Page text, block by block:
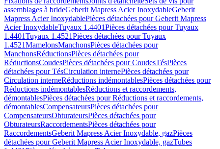
assemblages à brideGeberit Mapress Acier InoxydableGeberit
Mapress Acier InoxydablePièces détachées pour Geberit Mapress
Acier InoxydableTuyaux 1.4401Pièces détachées pour Tuyaux
1.4401Tuyaux 1.4521Pièces détachées pour Tuyaux
1.4521MamelonsManchonsPièces détachées pour
ManchonsRéductionsPièces détachées pour
RéductionsCoudesPièces détachées pour CoudesTésPièces
détachées pour TésCirculation internePièces détachées pour
Circulation interneRéductions indémontablesPièces détachées pour
Réductions indémontablesRéductions et raccordements,
démontablesPièces détachées pour Réductions et raccordements,
démontablesCompensateursPièces détachées pour
CompensateursObturateursPièces détachées pour
ObturateursRaccordementsPièces détachées pour
RaccordementsGeberit Mapress Acier Inoxydable, gazPièces
détachées pour Geberit Mapress Acier Inoxydable, gazTubes